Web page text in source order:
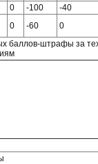
0 -100
-40
0 -60
0
баллов-штрафы за